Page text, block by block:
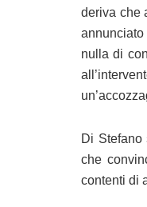
deriva che
annunciato
nulla di
Di Stefano
che
contenti di